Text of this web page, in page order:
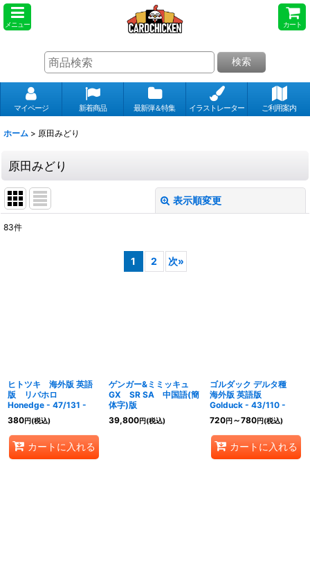
メニュー カート
検索
マイページ 新着商品 最新弾＆特集 イラストレーター ご利用案内
ホーム > 原田みどり
原田みどり
表示順変更
83件
1 2 次»
ヒトツキ 海外版 英語
版 リバホロ
Honedge - 47/131 -
380円(税込)
カートに入れる
ゲンガー&ミミッキュ
GX SR SA 中国語(簡
体字)版
39,800円(税込)
ゴルダック デルタ種
海外版 英語版
Golduck - 43/110 -
720円～780円(税込)
カートに入れる